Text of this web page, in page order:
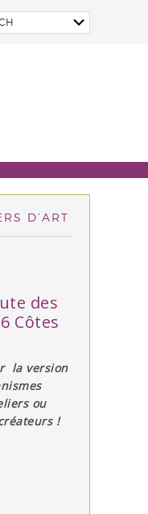
D’ART
des
Côtes
la version
ou
!